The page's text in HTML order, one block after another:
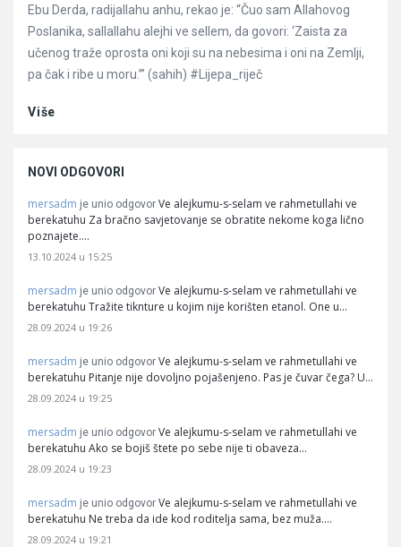
Ebu Derda, radijallahu anhu, rekao je: “Čuo sam Allahovog
Poslanika, sallallahu alejhi ve sellem, da govori: ‘Zaista za
učenog traže oprosta oni koji su na nebesima i oni na Zemlji,
pa čak i ribe u moru.’” (sahih) #Lijepa_riječ
Više
NOVI ODGOVORI
mersadm je unio odgovor Ve alejkumu-s-selam ve rahmetullahi ve
berekatuhu Za bračno savjetovanje se obratite nekome koga lično
poznajete.…
13.10.2024 u 15:25
mersadm je unio odgovor Ve alejkumu-s-selam ve rahmetullahi ve
berekatuhu Tražite tiknture u kojim nije korišten etanol. One u…
28.09.2024 u 19:26
mersadm je unio odgovor Ve alejkumu-s-selam ve rahmetullahi ve
berekatuhu Pitanje nije dovoljno pojašenjeno. Pas je čuvar čega? U…
28.09.2024 u 19:25
mersadm je unio odgovor Ve alejkumu-s-selam ve rahmetullahi ve
berekatuhu Ako se bojiš štete po sebe nije ti obaveza…
28.09.2024 u 19:23
mersadm je unio odgovor Ve alejkumu-s-selam ve rahmetullahi ve
berekatuhu Ne treba da ide kod roditelja sama, bez muža.…
28.09.2024 u 19:21